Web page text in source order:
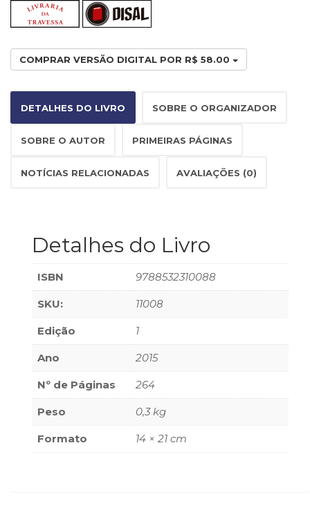
(33)
Puericultura
Rádio
(8)
Relações
Públicas
Comunicação
(31)
Religião,
Saúde
(132)
Sem
(0)
Televisão
(22)
Temas
africanos
(30)
Ocupacional
(21)
Treinamento
e
COMPRAR VERSÃO DIGITAL POR R$ 58.00
DETALHES DO LIVRO SOBRE O ORGANIZADOR
SOBRE O AUTOR PRIMEIRAS PÁGINAS
NOTÍCIAS RELACIONADAS AVALIAÇÕES (0)
Detalhes do Livro
ISBN 9788532310088
SKU: 11008
Edição 1
Ano 2015
Nº de Páginas 264
Peso 0,3 kg
Formato 14 × 21 cm